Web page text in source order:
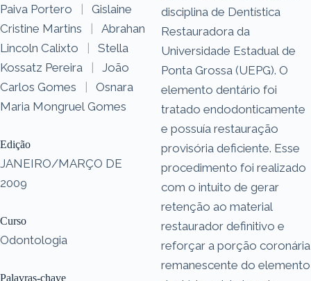
Paiva Portero
|
Gislaine
Cristine Martins
|
Abrahan
Lincoln Calixto
|
Stella
Kossatz Pereira
|
João
Carlos Gomes
|
Osnara
Maria Mongruel Gomes
Edição
JANEIRO/MARÇO DE
2009
Curso
Odontologia
Palavras-chave
disciplina de Dentística
Restauradora da
Universidade Estadual de
Ponta Grossa (UEPG). O
elemento dentário foi
tratado endodonticamente
e possuía restauração
provisória deficiente. Esse
procedimento foi realizado
com o intuito de gerar
retenção ao material
restaurador definitivo e
reforçar a porção coronária
remanescente do elemento